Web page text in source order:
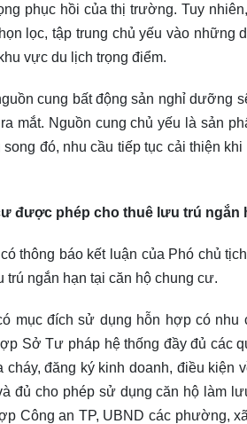
phục hồi của thị trường. Tuy
lọc, tập trung chủ yếu vào những
vực du lịch trọng điểm.
cung bất động sản nghỉ dưỡng
mắt. Nguồn cung chủ yếu là sản
đó, nhu cầu tiếp tục cải thiện
được phép cho thuê lưu trú ngắn
thông báo kết luận của Phó chủ
ngắn hạn tại căn hộ chung cư.
mục đích sử dụng hỗn hợp có nhu
Sở Tư pháp hệ thống đầy đủ các
đăng ký kinh doanh, điều kiện
đủ cho phép sử dụng căn hộ làm
Công an TP, UBND các phường,